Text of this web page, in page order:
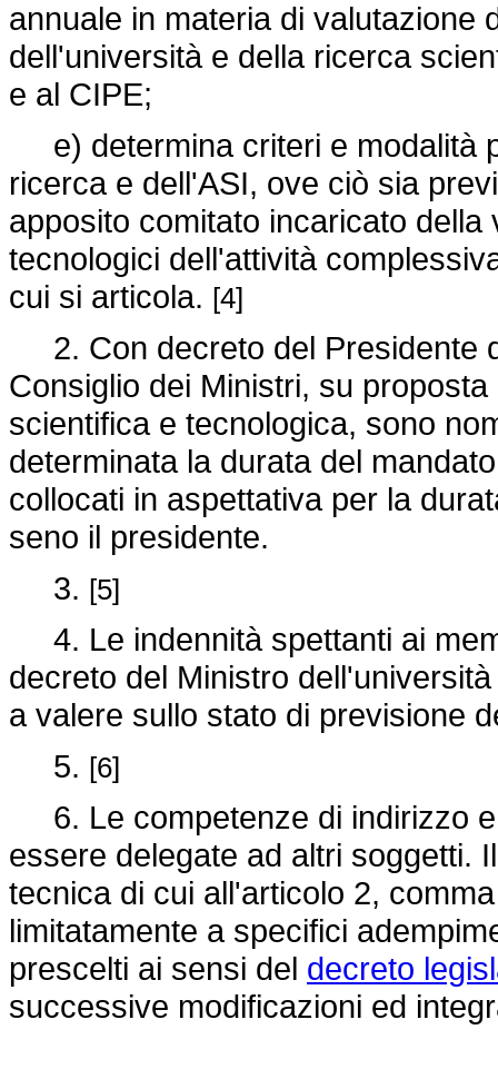
annuale in materia di valutazione
dell'università e della ricerca
e al CIPE;
e) determina criteri e modalità
ricerca e dell'ASI, ove ciò sia
apposito comitato incaricato
tecnologici dell'attività
cui si articola. [4]
2. Con decreto del Presidente
Consiglio dei Ministri, su
scientifica e tecnologica, sono
determinata la durata del
collocati in aspettativa per la
seno il presidente.
3. [5]
4. Le indennità spettanti ai
decreto del Ministro
a valere sullo stato di previsione
5. [6]
6. Le competenze di indirizzo
essere delegate ad altri soggetti.
tecnica di cui all'articolo 2,
limitatamente a specifici
prescelti ai sensi del decreto
successive modificazioni ed